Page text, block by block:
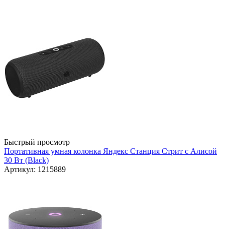
Быстрый просмотр
Портативная умная колонка Яндекс Станция Стрит с Алисой
30 Вт (Black)
Артикул: 1215889